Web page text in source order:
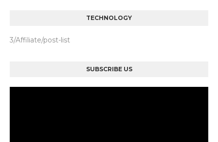
TECHNOLOGY
3/Affiliate/post-list
SUBSCRIBE US